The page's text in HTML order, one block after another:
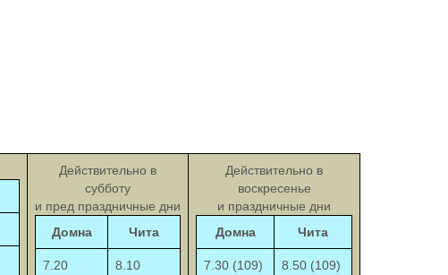
Действительно в
субботу
и пред праздничные дни
Домна
Чита
7.20
8.10
Действительно в
воскресенье
и праздничные дни
Домна
Чита
7.30 (109) 8.50 (109)